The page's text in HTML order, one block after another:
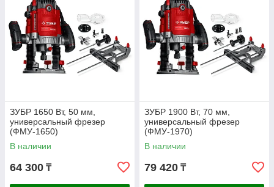
ЗУБР 1650 Вт, 50 мм,
универсальный фрезер
(ФМУ-1650)
В наличии
64 300 ₸
ЗУБР 1900 Вт, 70 мм,
универсальный фрезер
(ФМУ-1970)
В наличии
79 420 ₸